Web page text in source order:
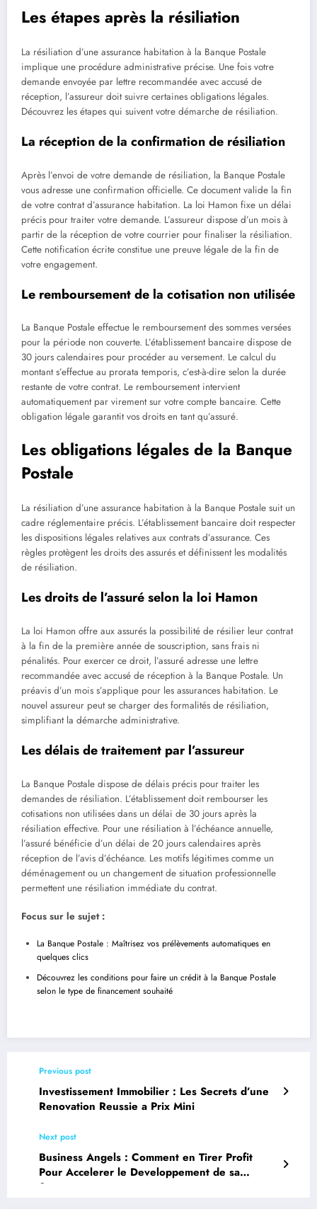
Les étapes après la résiliation
La résiliation d’une assurance habitation à la Banque Postale
implique une procédure administrative précise. Une fois votre
demande envoyée par lettre recommandée avec accusé de
réception, l’assureur doit suivre certaines obligations légales.
Découvrez les étapes qui suivent votre démarche de résiliation.
La réception de la confirmation de résiliation
Après l’envoi de votre demande de résiliation, la Banque Postale
vous adresse une confirmation officielle. Ce document valide la fin
de votre contrat d’assurance habitation. La loi Hamon fixe un délai
précis pour traiter votre demande. L’assureur dispose d’un mois à
partir de la réception de votre courrier pour finaliser la résiliation.
Cette notification écrite constitue une preuve légale de la fin de
votre engagement.
Le remboursement de la cotisation non utilisée
La Banque Postale effectue le remboursement des sommes versées
pour la période non couverte. L’établissement bancaire dispose de
30 jours calendaires pour procéder au versement. Le calcul du
montant s’effectue au prorata temporis, c’est-à-dire selon la durée
restante de votre contrat. Le remboursement intervient
automatiquement par virement sur votre compte bancaire. Cette
obligation légale garantit vos droits en tant qu’assuré.
Les obligations légales de la Banque
Postale
La résiliation d’une assurance habitation à la Banque Postale suit un
cadre réglementaire précis. L’établissement bancaire doit respecter
les dispositions légales relatives aux contrats d’assurance. Ces
règles protègent les droits des assurés et définissent les modalités
de résiliation.
Les droits de l’assuré selon la loi Hamon
La loi Hamon offre aux assurés la possibilité de résilier leur contrat
à la fin de la première année de souscription, sans frais ni
pénalités. Pour exercer ce droit, l’assuré adresse une lettre
recommandée avec accusé de réception à la Banque Postale. Un
préavis d’un mois s’applique pour les assurances habitation. Le
nouvel assureur peut se charger des formalités de résiliation,
simplifiant la démarche administrative.
Les délais de traitement par l’assureur
La Banque Postale dispose de délais précis pour traiter les
demandes de résiliation. L’établissement doit rembourser les
cotisations non utilisées dans un délai de 30 jours après la
résiliation effective. Pour une résiliation à l’échéance annuelle,
l’assuré bénéficie d’un délai de 20 jours calendaires après
réception de l’avis d’échéance. Les motifs légitimes comme un
déménagement ou un changement de situation professionnelle
permettent une résiliation immédiate du contrat.
Focus sur le sujet :
La Banque Postale : Maîtrisez vos prélèvements automatiques en
quelques clics
Découvrez les conditions pour faire un crédit à la Banque Postale
selon le type de financement souhaité
Previous post
Investissement Immobilier : Les Secrets d’une
Renovation Reussie a Prix Mini
Next post
Business Angels : Comment en Tirer Profit
Pour Accelerer le Developpement de sa
Startup